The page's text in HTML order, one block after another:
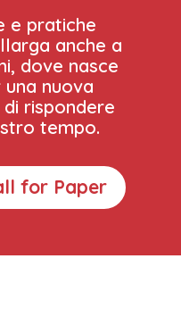
e pratiche
anche a
dove nasce
nuova
rispondere
tempo.
for Paper